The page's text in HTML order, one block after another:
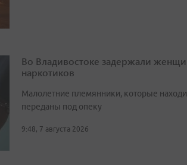
Во Владивостоке задержали
наркотиков
Малолетние племянники, которые
переданы под опеку
9:48, 7 августа 2026